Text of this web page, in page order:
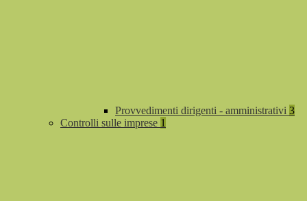
Provvedimenti dirigenti - amministrativi 3
Controlli sulle imprese 1